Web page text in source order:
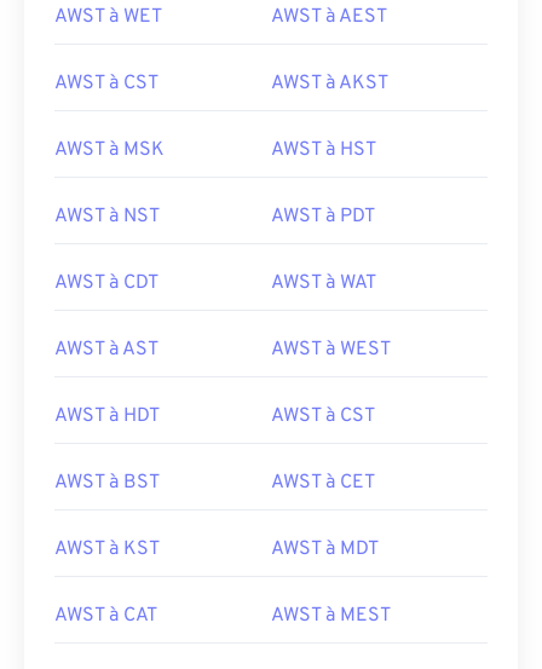
AWST à WET AWST à AEST
AWST à CST AWST à AKST
AWST à MSK AWST à HST
AWST à NST AWST à PDT
AWST à CDT AWST à WAT
AWST à AST AWST à WEST
AWST à HDT AWST à CST
AWST à BST AWST à CET
AWST à KST AWST à MDT
AWST à CAT AWST à MEST